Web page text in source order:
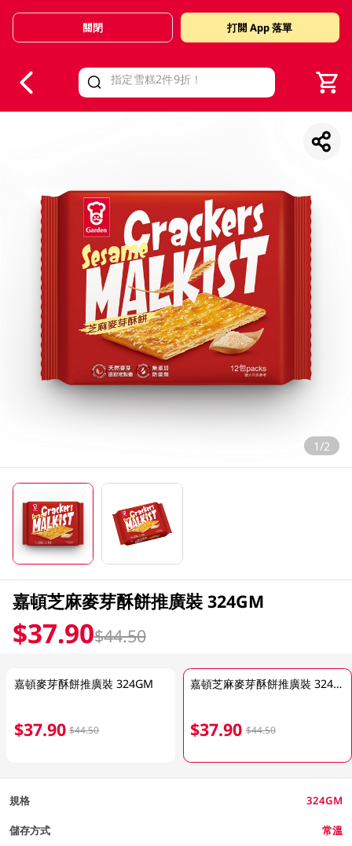
Valid Until 30 June 2026
關閉 打開 App 落單
1/2
嘉頓芝麻麥芽酥餅推廣裝 324GM
$37.90$44.50
嘉頓麥芽酥餅推廣裝 324GM
$37.90 $44.50
嘉頓芝麻麥芽酥餅推廣裝 324GM
$37.90 $44.50
規格 324GM
儲存方式 常溫